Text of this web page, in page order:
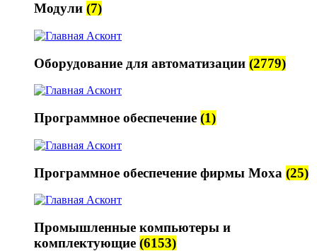
Модули (7)
Оборудование для автоматизации (2779)
Программное обеспечение (1)
Программное обеспечение фирмы Moxa (25)
Промышленные компьютеры и
комплектующие (6153)